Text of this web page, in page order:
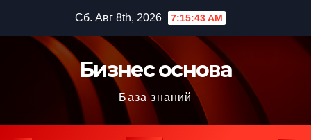
содержимому
Сб. Авг 8th, 2026 7:15:44 AM
Бизнес основа
База знаний